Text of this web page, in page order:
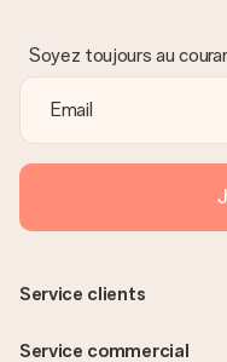
Soyez toujours au
Service clients
Service commercial